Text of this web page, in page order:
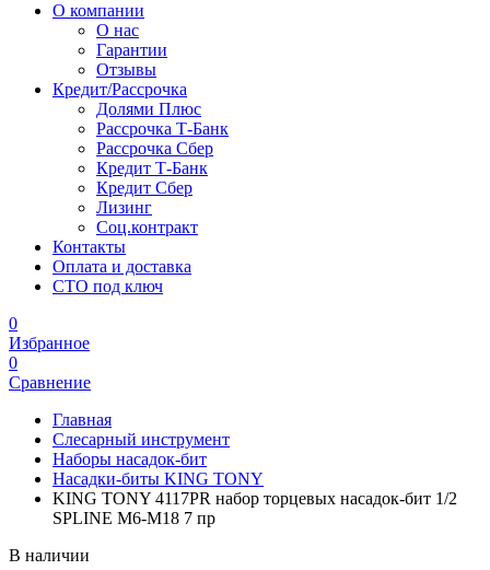
О компании
О нас
Гарантии
Отзывы
Кредит/Рассрочка
Долями Плюс
Рассрочка Т-Банк
Рассрочка Сбер
Кредит Т-Банк
Кредит Сбер
Лизинг
Соц.контракт
Контакты
Оплата и доставка
СТО под ключ
0
Избранное
0
Сравнение
Главная
Слесарный инструмент
Наборы насадок-бит
Насадки-биты KING TONY
KING TONY 4117PR набор торцевых насадок-бит 1/2
SPLINE М6-М18 7 пр
В наличии